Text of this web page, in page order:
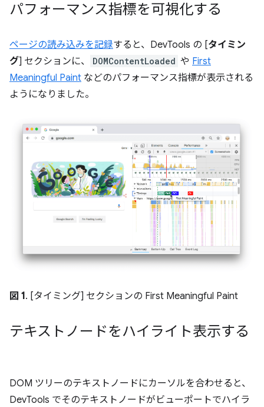
パフォーマンス指標を可視化する
ページの読み込みを記録すると、DevTools の [タイミン
グ] セクションに、 DOMContentLoaded や First
Meaningful Paint などのパフォーマンス指標が表示される
ようになりました。
図 1. [タイミング] セクションの First Meaningful Paint
テキストノードをハイライト表示する
DOM ツリーのテキストノードにカーソルを合わせると、
DevTools でそのテキストノードがビューポートでハイラ